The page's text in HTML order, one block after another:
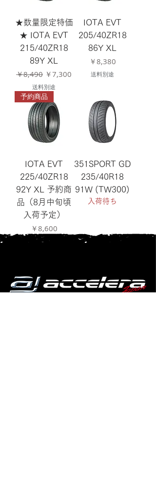
★数量限定特価
★ IOTA EVT
215/40ZR18
89Y XL
通常価格
￥8,490 セール価格
￥7,300
送料別途
IOTA EVT
205/40ZR18
86Y XL
価格
￥8,380
送料別途
予約商品
IOTA EVT
225/40ZR18
92Y XL 予約商
品（8月中旬頃
入荷予定）
価格
￥8,600
送料別途
351SPORT GD
235/40R18
91W (TW300)
入荷待ち